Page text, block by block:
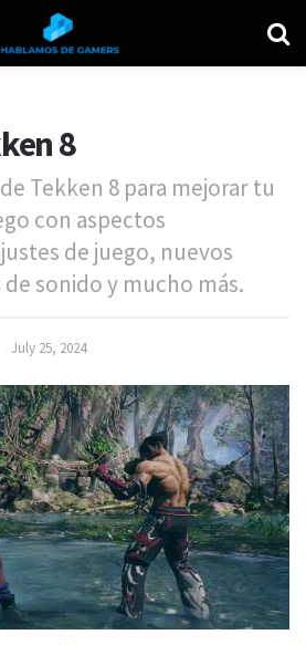
8
Tekken 8 para mejorar tu
con aspectos
de juego, nuevos
sonido y mucho más.
July 25, 2024